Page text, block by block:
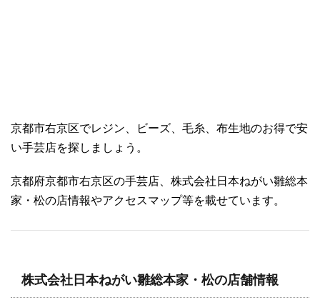
京都市右京区でレジン、ビーズ、毛糸、布生地のお得で安
い手芸店を探しましょう。
京都府京都市右京区の手芸店、株式会社日本ねがい雛総本
家・松の店情報やアクセスマップ等を載せています。
株式会社日本ねがい雛総本家・松の店舗情報